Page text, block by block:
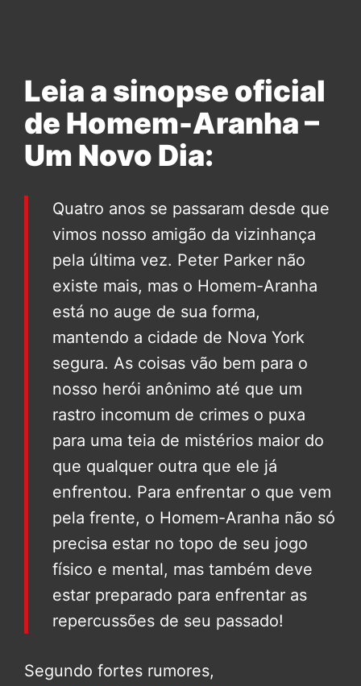
Leia a sinopse oficial
de Homem-Aranha –
Um Novo Dia:
Quatro anos se passaram desde que
vimos nosso amigão da vizinhança
pela última vez. Peter Parker não
existe mais, mas o Homem-Aranha
está no auge de sua forma,
mantendo a cidade de Nova York
segura. As coisas vão bem para o
nosso herói anônimo até que um
rastro incomum de crimes o puxa
para uma teia de mistérios maior do
que qualquer outra que ele já
enfrentou. Para enfrentar o que vem
pela frente, o Homem-Aranha não só
precisa estar no topo de seu jogo
físico e mental, mas também deve
estar preparado para enfrentar as
repercussões de seu passado!
Segundo fortes rumores,